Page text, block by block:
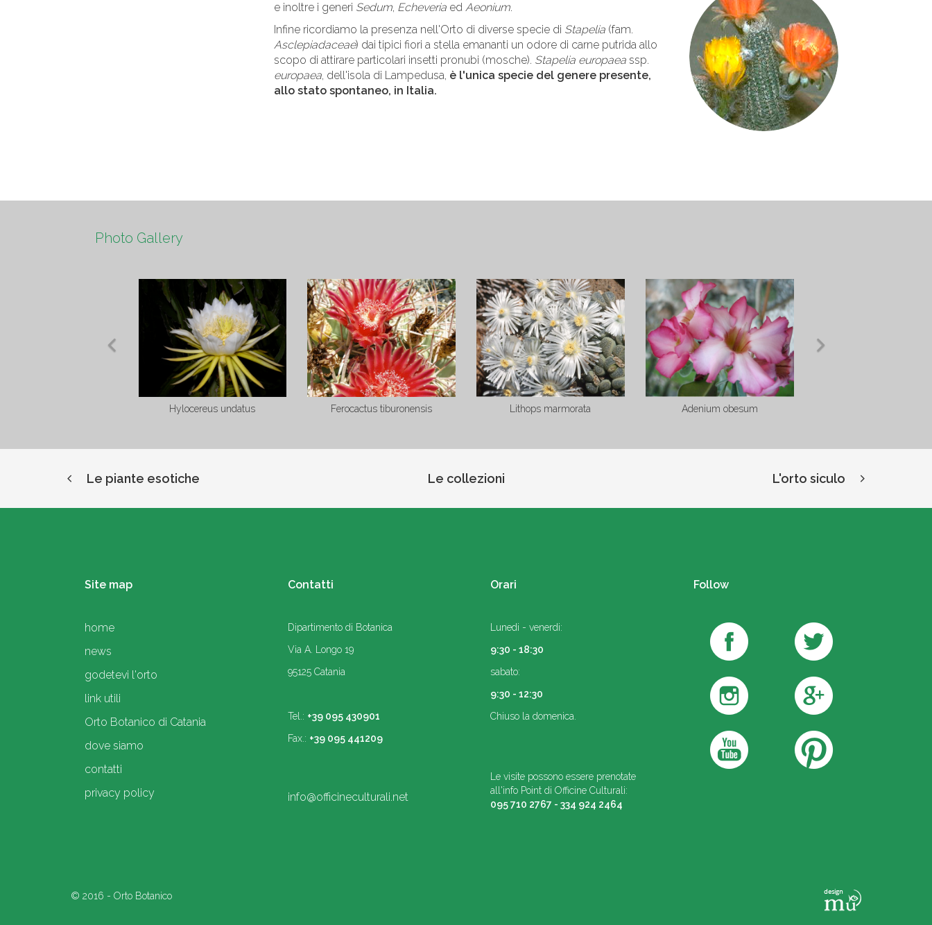
e inoltre i generi Sedum, Echeveriaed Aeonium.
Infine ricordiamo la presenza nell'Orto di diverse specie di Stapelia(fam.
Asclepiadaceae) dai tipici fiori a stella emananti un odore di carne putrida allo
scopo di attirare particolari insetti pronubi (mosche). Stapelia europaeassp.
europaea, dell'isola di Lampedusa, è l'unica specie del genere presente,
allo stato spontaneo, in Italia.
Photo Gallery
Cleistocactus samaipatanus Cereus peruvianus Dolichotele longimamma Echinocereus blanchii
Le piante esotiche Le collezioni L'orto siculo
Site map
home
news
godetevi l'orto
link utili
Orto Botanico di Catania
dove siamo
contatti
privacy policy
Contatti
Dipartimento di Botanica
Via A. Longo 19
95125 Catania
Tel.: +39 095 430901
Fax.: +39 095 441209
info@officineculturali.net
Orari
Lunedi - venerdi:
9:30 - 18:30
sabato:
9:30 - 12:30
Chiuso la domenica.
Le visite possono essere prenotate
all'info Point di Officine Culturali:
095 710 2767 - 334 924 2464
Follow
© 2016 - Orto Botanico